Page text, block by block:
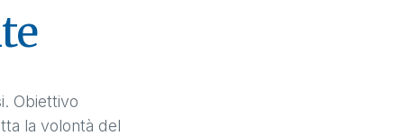
Obiettivo
la volontà del